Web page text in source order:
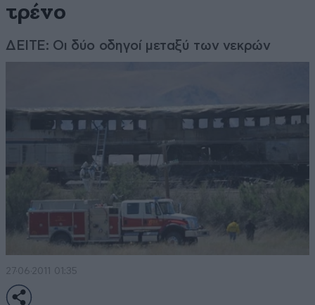
τρένο
ΔΕΙΤΕ: Οι δύο οδηγοί μεταξύ των νεκρών
27·06·2011 01:35